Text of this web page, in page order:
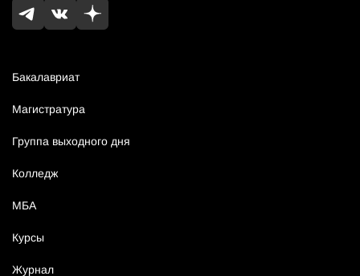
Бакалавриат
Магистратура
Группа выходного дня
Колледж
МБА
Курсы
Журнал